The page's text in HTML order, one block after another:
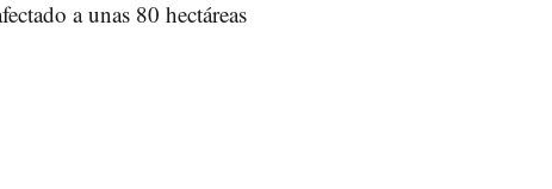
a unas 80 hectáreas